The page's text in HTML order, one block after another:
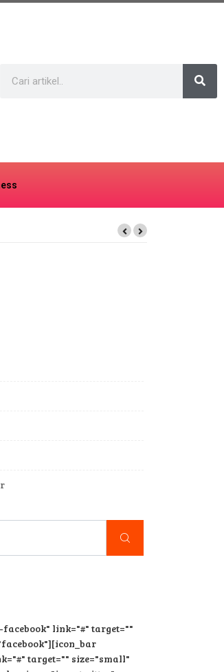
link="#" target=""
target="" size="small"